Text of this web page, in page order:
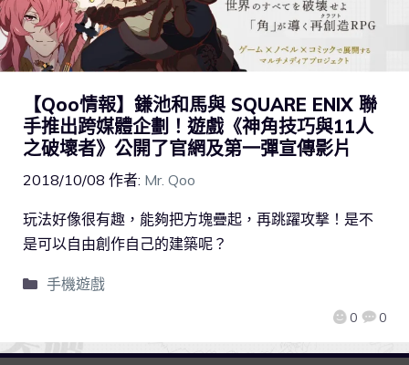
【Qoo情報】鎌池和馬與 SQUARE ENIX 聯
手推出跨媒體企劃！遊戲《神角技巧與11人
之破壞者》公開了官網及第一彈宣傳影片
2018/10/08 作者: Mr. Qoo
0 0
玩法好像很有趣，能夠把方塊疊起，再跳躍攻撃！是不
是可以自由創作自己的建築呢？
手機遊戲